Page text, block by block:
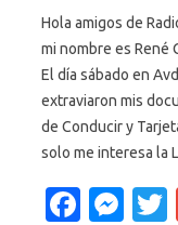
Hola amigos de
mi nombre es René
El día sábado en
extraviaron mis
de Conducir y
solo me interesa la
Fa M